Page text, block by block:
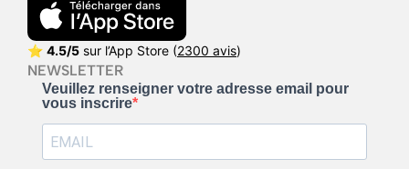
⭐ 4.5/5 sur l’App Store (2300 avis)
NEWSLETTER
Veuillez renseigner votre adresse email pour
vous inscrire